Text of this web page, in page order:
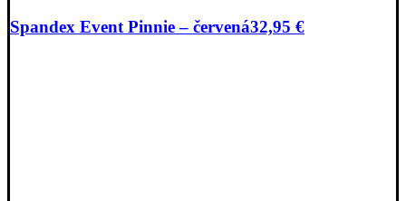
Spandex Event Pinnie – červená32,95 €